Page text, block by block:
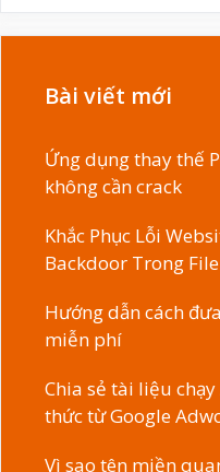
Bài viết mới
Ứng dụng thay thế
không cần crack
Khắc Phục Lỗi
Backdoor Trong File
Hướng dẫn cách
miễn phí
Chia sẻ tài liệu
thức từ Google
Vì sao tên miền